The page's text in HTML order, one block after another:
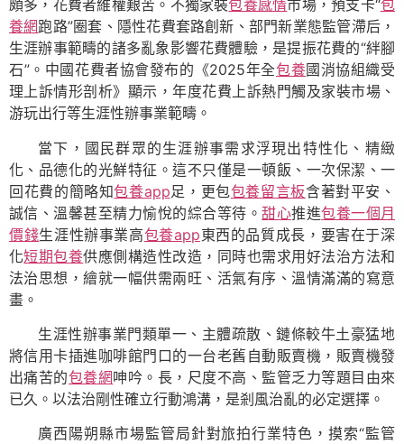
頗多，花費者維權艱苦。不獨家裝包養感情市場，預支卡“包
養網跑路”圈套、隱性花費套路創新、部門新業態監管滯后，
生涯辦事範疇的諸多亂象影響花費體驗，是提振花費的“絆腳
石”。中國花費者協會發布的《2025年全包養國消協組織受
理上訴情形剖析》顯示，年度花費上訴熱門觸及家裝市場、
游玩出行等生涯性辦事業範疇。
當下，國民群眾的生涯辦事需求浮現出特性化、精緻
化、品德化的光鮮特征。這不只僅是一頓飯、一次保潔、一
回花費的簡略知包養app足，更包包養留言板含著對平安、
誠信、溫馨甚至精力愉悅的綜合等待。甜心推進包養一個月
價錢生涯性辦事業高包養app東西的品質成長，要害在于深
化短期包養供應側構造性改造，同時也需求用好法治方法和
法治思想，繪就一幅供需兩旺、活氣有序、溫情滿滿的寫意
畫。
生涯性辦事業門類單一、主體疏散、鏈條較牛土豪猛地
將信用卡插進咖啡館門口的一台老舊自動販賣機，販賣機發
出痛苦的包養網呻吟。長，尺度不高、監管乏力等題目由來
已久。以法治剛性確立行動鴻溝，是剎風治亂的必定選擇。
廣西陽朔縣市場監管局針對旅拍行業特色，摸索“監管